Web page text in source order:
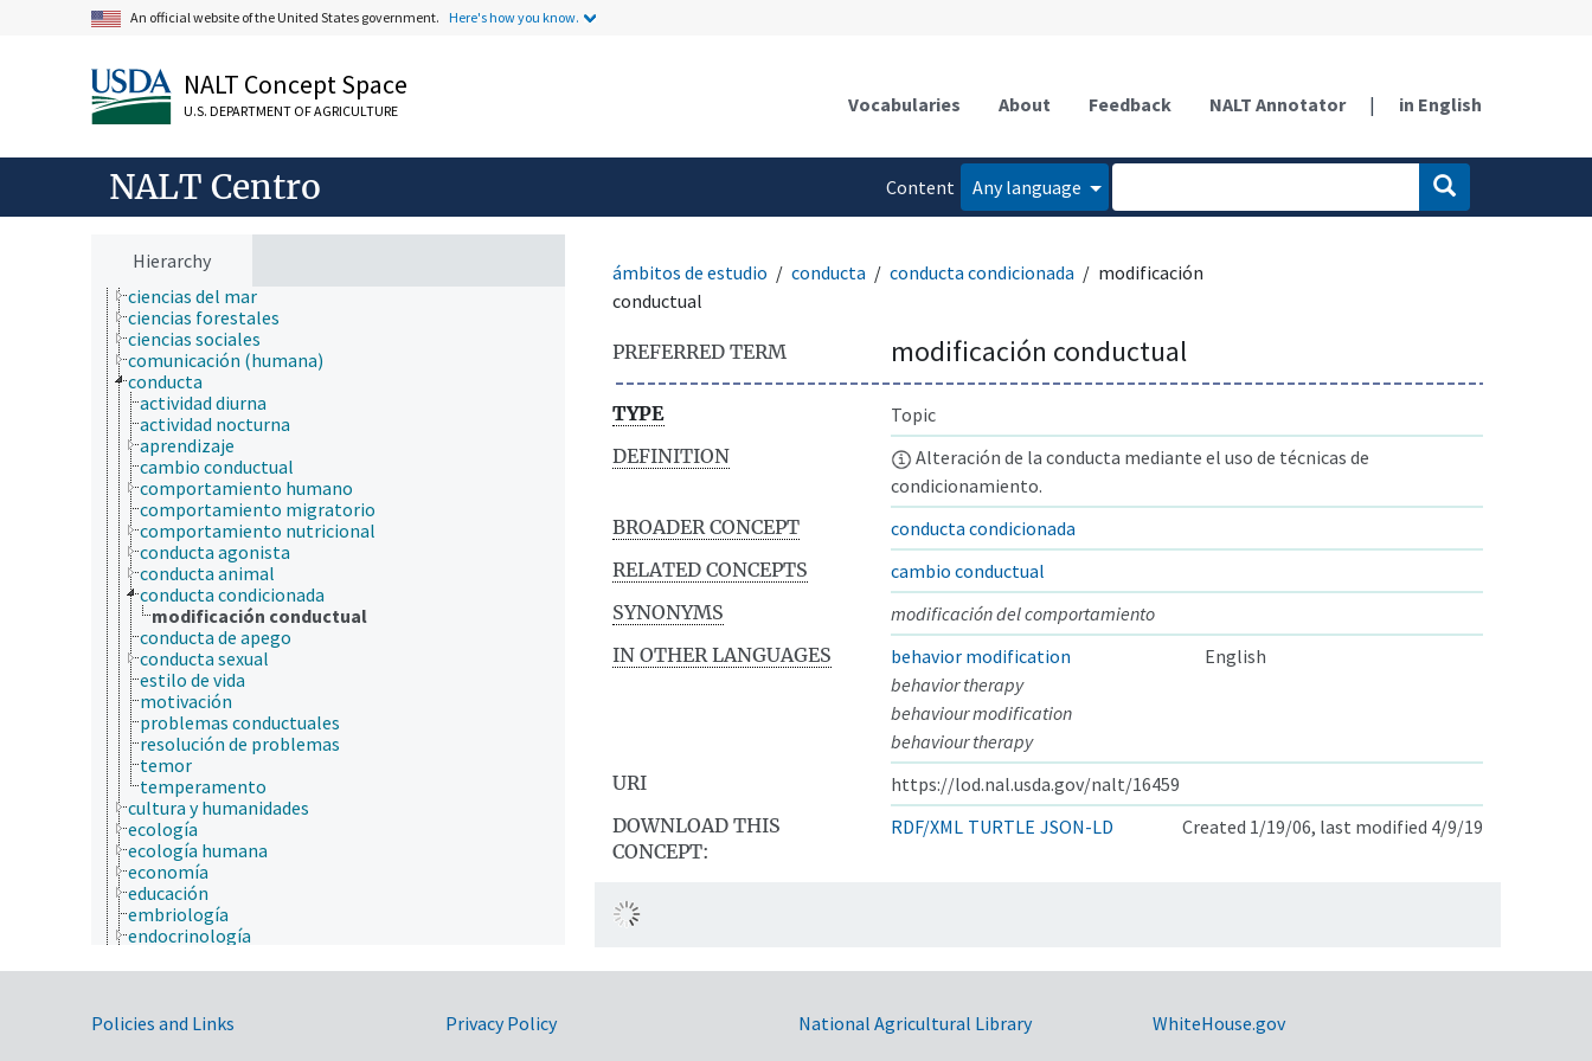
An official website of the United States government. Here's how you know.
NALT Concept Space
U.S. DEPARTMENT OF AGRICULTURE Vocabularies About Feedback NALT Annotator | in English
NALT Centro
Content
Any language
Hierarchy
botánica
ciencia animal
ciencia de la información
ciencia de la nutrición
ciencia de los materiales
ciencia del suelo
ciencia y tecnología geoespaciales
ciencias atmosféricas
ciencias del mar
ciencias forestales
ciencias sociales
comunicación (humana)
conducta
actividad diurna
actividad nocturna
aprendizaje
cambio conductual
comportamiento humano
comportamiento migratorio
comportamiento nutricional
conducta agonista
conducta animal
conducta condicionada
modificación conductual
conducta de apego
conducta sexual
estilo de vida
motivación
problemas conductuales
resolución de problemas
temor
temperamento
cultura y humanidades
ecología
ecología humana
economía
educación
embriología
endocrinología
etiología
fisiología
ámbitos de estudio conducta conducta condicionada
modificación
conductual
PREFERRED TERM modificación conductual
TYPE
Topic
DEFINITION
Alteración de la conducta mediante el uso de técnicas de
condicionamiento.
BROADER CONCEPT
conducta condicionada
RELATED CONCEPTS
cambio conductual
SYNONYMS
modificación del comportamiento
IN OTHER LANGUAGES
behavior modification
English
behavior therapy
behaviour modification
behaviour therapy
URI
https://lod.nal.usda.gov/nalt/16459
DOWNLOAD THIS
CONCEPT:
RDF/XML TURTLE JSON-LD Created 1/19/06, last modified 4/9/19
Government Links
Policies and Links
Privacy Policy
National Agricultural Library
WhiteHouse.gov